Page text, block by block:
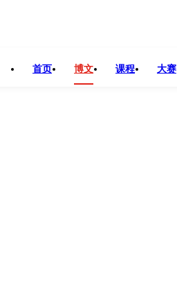
首页 博文 课程 大赛
！一个“积极的悲观主义”者